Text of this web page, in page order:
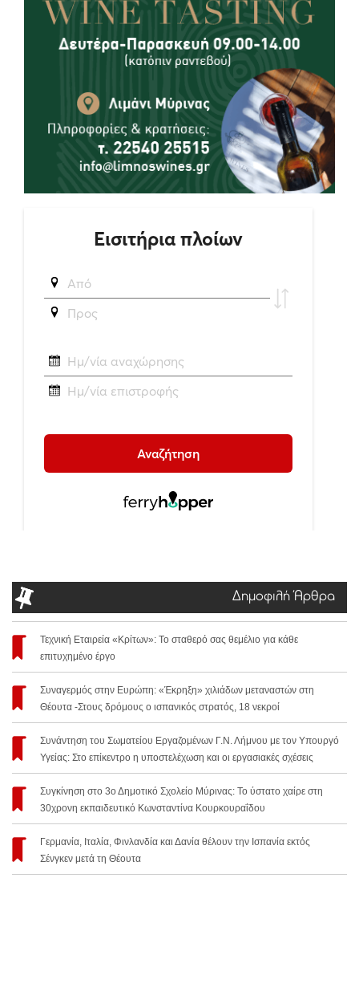
Δημοφιλή Άρθρα
Τεχνική Εταιρεία «Κρίτων»: Το σταθερό σας θεμέλιο για κάθε
επιτυχημένο έργο
Συναγερμός στην Ευρώπη: «Έκρηξη» χιλιάδων μεταναστών στη
Θέουτα -Στους δρόμους ο ισπανικός στρατός, 18 νεκροί
Συνάντηση του Σωματείου Εργαζομένων Γ.Ν. Λήμνου με τον Υπουργό
Υγείας: Στο επίκεντρο η υποστελέχωση και οι εργασιακές σχέσεις
Συγκίνηση στο 3ο Δημοτικό Σχολείο Μύρινας: Το ύστατο χαίρε στη
30χρονη εκπαιδευτικό Κωνσταντίνα Κουρκουραΐδου
Γερμανία, Ιταλία, Φινλανδία και Δανία θέλουν την Ισπανία εκτός
Σένγκεν μετά τη Θέουτα